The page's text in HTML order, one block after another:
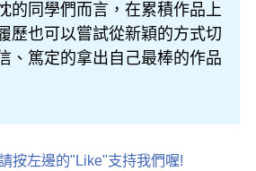
的同學們而言，在累積作品上
歷也可以嘗試從新穎的方式切
、篤定的拿出自己最棒的作品
按左邊的"Like"支持我們喔!